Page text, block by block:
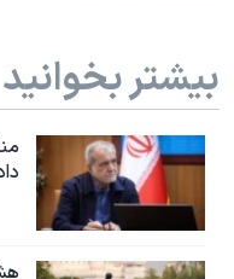
بیشتر بخوانید